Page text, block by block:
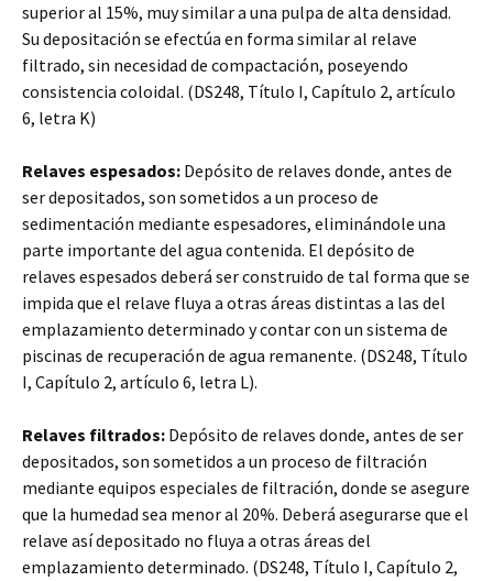
superior al 15%, muy similar a una pulpa de alta densidad.
Su depositación se efectúa en forma similar al relave
filtrado, sin necesidad de compactación, poseyendo
consistencia coloidal. (DS248, Título I, Capítulo 2, artículo
6, letra K)
Relaves espesados: Depósito de relaves donde, antes de
ser depositados, son sometidos a un proceso de
sedimentación mediante espesadores, eliminándole una
parte importante del agua contenida. El depósito de
relaves espesados deberá ser construido de tal forma que se
impida que el relave fluya a otras áreas distintas a las del
emplazamiento determinado y contar con un sistema de
piscinas de recuperación de agua remanente. (DS248, Título
I, Capítulo 2, artículo 6, letra L).
Relaves filtrados: Depósito de relaves donde, antes de ser
depositados, son sometidos a un proceso de filtración
mediante equipos especiales de filtración, donde se asegure
que la humedad sea menor al 20%. Deberá asegurarse que el
relave así depositado no fluya a otras áreas del
emplazamiento determinado. (DS248, Título I, Capítulo 2,